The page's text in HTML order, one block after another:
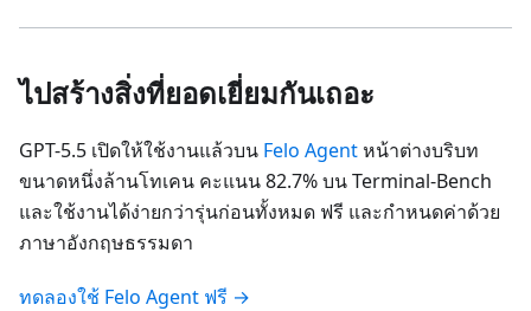
ไปสร้างสิ่งที่ยอดเยี่ยมกันเถอะ
GPT-5.5 เปิดให้ใช้งานแล้วบน Felo Agentหน้าต่างบริบท
ขนาดหนึ่งล้านโทเคน คะแนน 82.7% บน Terminal-Bench
และใช้งานได้ง่ายกว่ารุ่นก่อนทั้งหมด ฟรี และกำหนดค่าด้วย
ภาษาอังกฤษธรรมดา
ทดลองใช้ Felo Agent ฟรี →